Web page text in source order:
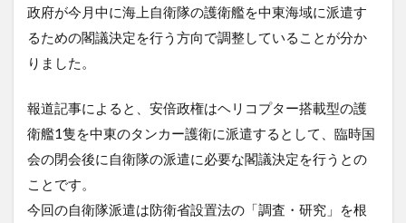
政府が今月中に海上自衛隊の護衛艦を中東海域に派遣す
るための閣議決定を行う方向で調整していることが分か
りました。
報道記事によると、安倍政権はヘリコプター搭載型の護
衛艦1隻を中東のタンカー護衛に派遣するとして、臨時国
会の閉会後に自衛隊の派遣に必要な閣議決定を行うとの
ことです。
今回の自衛隊派遣は防衛省設置法の「調査・研究」を根